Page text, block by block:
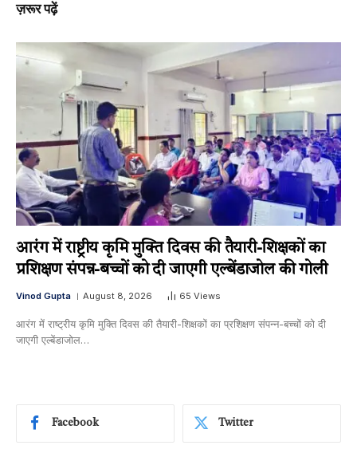
ज़रूर पढ़ें
आरंग में राष्ट्रीय कृमि मुक्ति दिवस की तैयारी-शिक्षकों का
प्रशिक्षण संपन्न-बच्चों को दी जाएगी एल्बेंडाजोल की गोली
Vinod Gupta August 8, 2026 65 Views
आरंग में राष्ट्रीय कृमि मुक्ति दिवस की तैयारी-शिक्षकों का प्रशिक्षण संपन्न-बच्चों को दी
जाएगी एल्बेंडाजोल…
Facebook Twitter